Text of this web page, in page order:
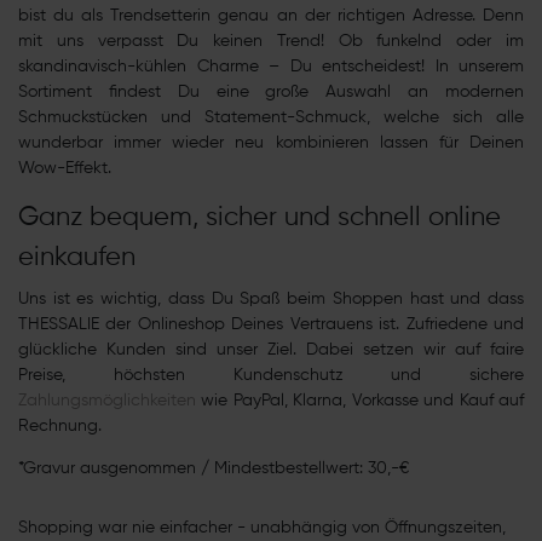
bist du als Trendsetterin genau an der richtigen Adresse. Denn
mit uns verpasst Du keinen Trend! Ob funkelnd oder im
skandinavisch-kühlen Charme – Du entscheidest! In unserem
Sortiment findest Du eine große Auswahl an modernen
Schmuckstücken und Statement-Schmuck, welche sich alle
wunderbar immer wieder neu kombinieren lassen für Deinen
Wow-Effekt.
Ganz bequem, sicher und schnell online
einkaufen
Uns ist es wichtig, dass Du Spaß beim Shoppen hast und dass
THESSALIE der Onlineshop Deines Vertrauens ist. Zufriedene und
glückliche Kunden sind unser Ziel. Dabei setzen wir auf faire
Preise, höchsten Kundenschutz und sichere
Zahlungsmöglichkeiten wie PayPal, Klarna, Vorkasse und Kauf auf
Rechnung.
*Gravur ausgenommen / Mindestbestellwert: 30,-€
Shopping war nie einfacher - unabhängig von Öffnungszeiten,